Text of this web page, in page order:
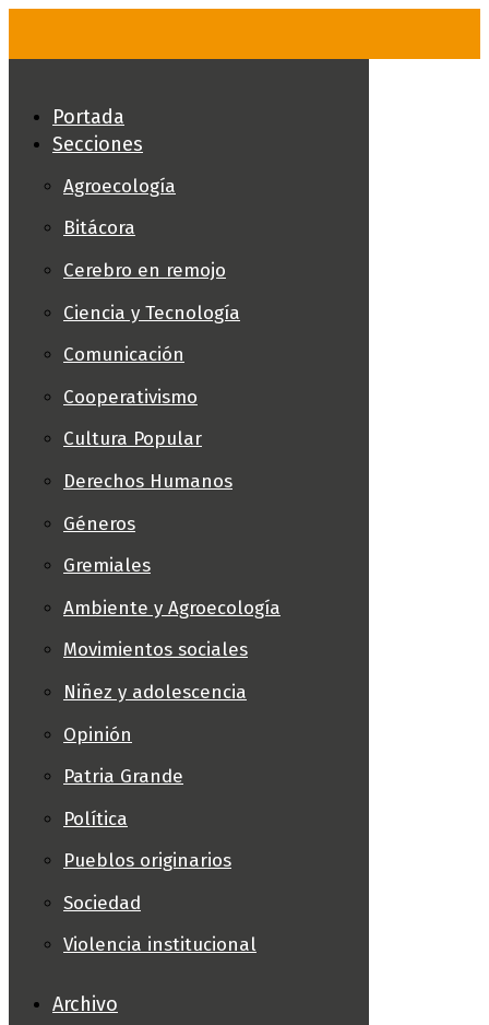
Portada
Secciones
Agroecología
Bitácora
Cerebro en remojo
Ciencia y Tecnología
Comunicación
Cooperativismo
Cultura Popular
Derechos Humanos
Géneros
Gremiales
Ambiente y Agroecología
Movimientos sociales
Niñez y adolescencia
Opinión
Patria Grande
Política
Pueblos originarios
Sociedad
Violencia institucional
Archivo